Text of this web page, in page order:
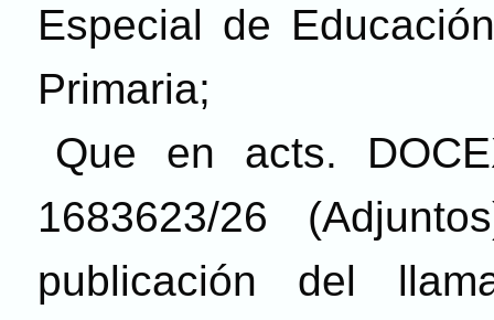
Especial de
Primaria;
Que en acts.
1683623/26
publicación del